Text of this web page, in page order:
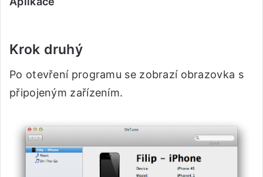
Krok druhý
Po otevření programu se zobrazí obrazovka s
připojeným zařízením.